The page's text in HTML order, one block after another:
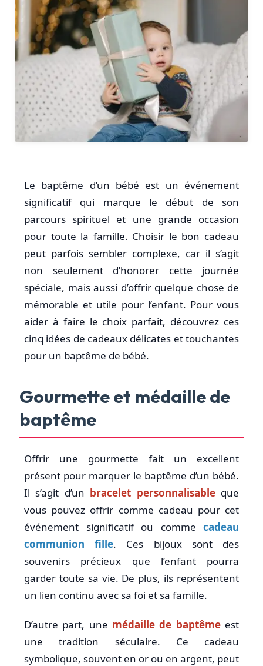
Le baptême d’un bébé est un événement
significatif qui marque le début de son
parcours spirituel et une grande occasion
pour toute la famille. Choisir le bon cadeau
peut parfois sembler complexe, car il s’agit
non seulement d’honorer cette journée
spéciale, mais aussi d’offrir quelque chose de
mémorable et utile pour l’enfant. Pour vous
aider à faire le choix parfait, découvrez ces
cinq idées de cadeaux délicates et touchantes
pour un baptême de bébé.
Gourmette et médaille de
baptême
Offrir une gourmette fait un excellent
présent pour marquer le baptême d’un bébé.
Il s’agit d’un bracelet personnalisableque
vous pouvez offrir comme cadeau pour cet
événement significatif ou comme cadeau
communion fille. Ces bijoux sont des
souvenirs précieux que l’enfant pourra
garder toute sa vie. De plus, ils représentent
un lien continu avec sa foi et sa famille.
D’autre part, une médaille de baptêmeest
une tradition séculaire. Ce cadeau
symbolique, souvent en or ou en argent, peut